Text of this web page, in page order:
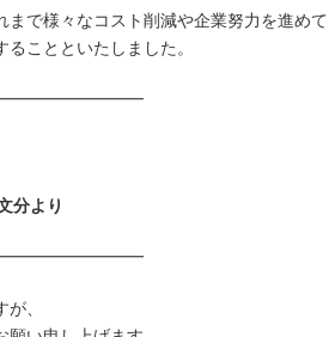
で様々なコスト削減や企業努力を進めて
ことといたしました。
分より
、